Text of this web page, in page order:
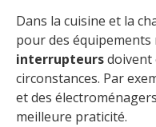
Dans la cuisine et la
pour des
interrupteursdoivent
circonstances. Par
et des
meilleure praticité.